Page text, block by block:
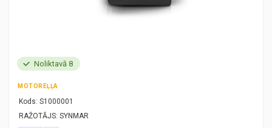
Noliktavā 8
MOTOREĻĻA
Kods: S1000001
RAŽOTĀJS: SYNMAR